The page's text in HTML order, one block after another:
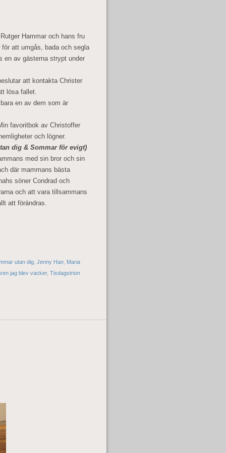
Rutger Hammar och hans fru
att umgås, bada och segla
en av gästerna strypt under
att kontakta Christer
lösa fallet.
en av dem som är
favoritbok av Christoffer
och lögner.
dig & Sommar för evigt)
med sin bror och sin
där mammans bästa
söner Condrad och
och att vara tillsammans
att förändras.
utan dig Jenny Han Maria
jag blev vacker, Tisdagstrion